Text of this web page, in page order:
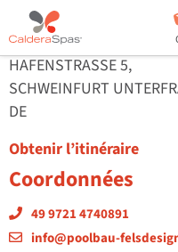
Poolbau &
HAFENSTRASSE 5,
SCHWEINFURT
DE
Obtenir l’itinéraire
Coordonnées
49 9721 4740891
info@poolbau-